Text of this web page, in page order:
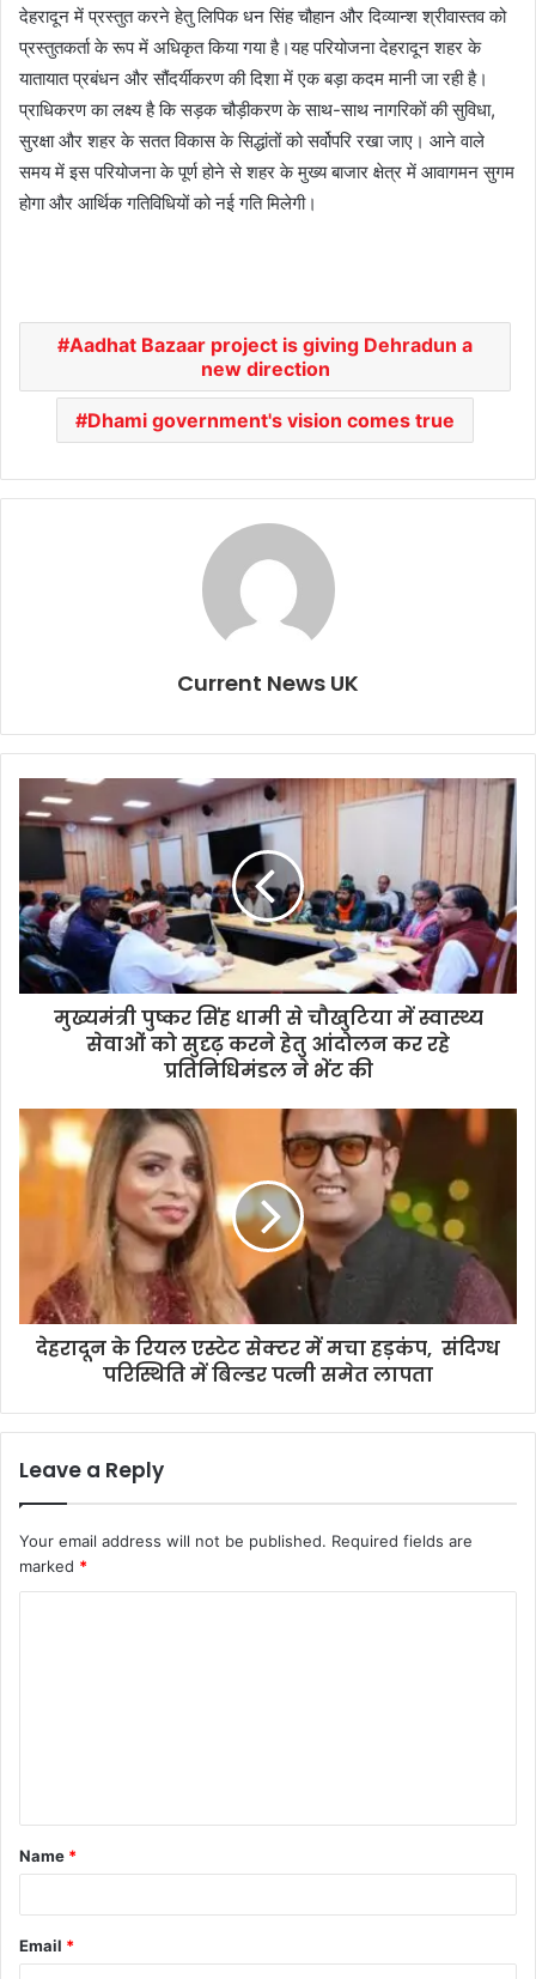
देहरादून में प्रस्तुत करने हेतु लिपिक धन सिंह चौहान और दिव्यान्श श्रीवास्तव को
प्रस्तुतकर्ता के रूप में अधिकृत किया गया है।यह परियोजना देहरादून शहर के
यातायात प्रबंधन और सौंदर्यीकरण की दिशा में एक बड़ा कदम मानी जा रही है।
प्राधिकरण का लक्ष्य है कि सड़क चौड़ीकरण के साथ-साथ नागरिकों की सुविधा,
सुरक्षा और शहर के सतत विकास के सिद्धांतों को सर्वोपरि रखा जाए। आने वाले
समय में इस परियोजना के पूर्ण होने से शहर के मुख्य बाजार क्षेत्र में आवागमन सुगम
होगा और आर्थिक गतिविधियों को नई गति मिलेगी।
Aadhat Bazaar project is giving Dehradun a
new direction
Dhami government's vision comes true
Current News UK
मुख्यमंत्री पुष्कर सिंह धामी से चौखुटिया में स्वास्थ्य
सेवाओं को सुदृढ़ करने हेतु आंदोलन कर रहे
प्रतिनिधिमंडल ने भेंट की
देहरादून के रियल एस्टेट सेक्टर में मचा हड़कंप, संदिग्ध
परिस्थिति में बिल्डर पत्नी समेत लापता
Leave a Reply
Your email address will not be published. Required fields are
marked *
t
*
Name *
Email *